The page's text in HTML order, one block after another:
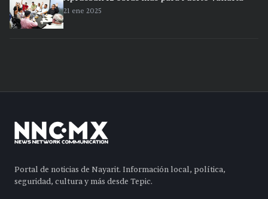
21 ene 2025
Portal de noticias de Nayarit. Información local, política,
seguridad, cultura y más desde Tepic.